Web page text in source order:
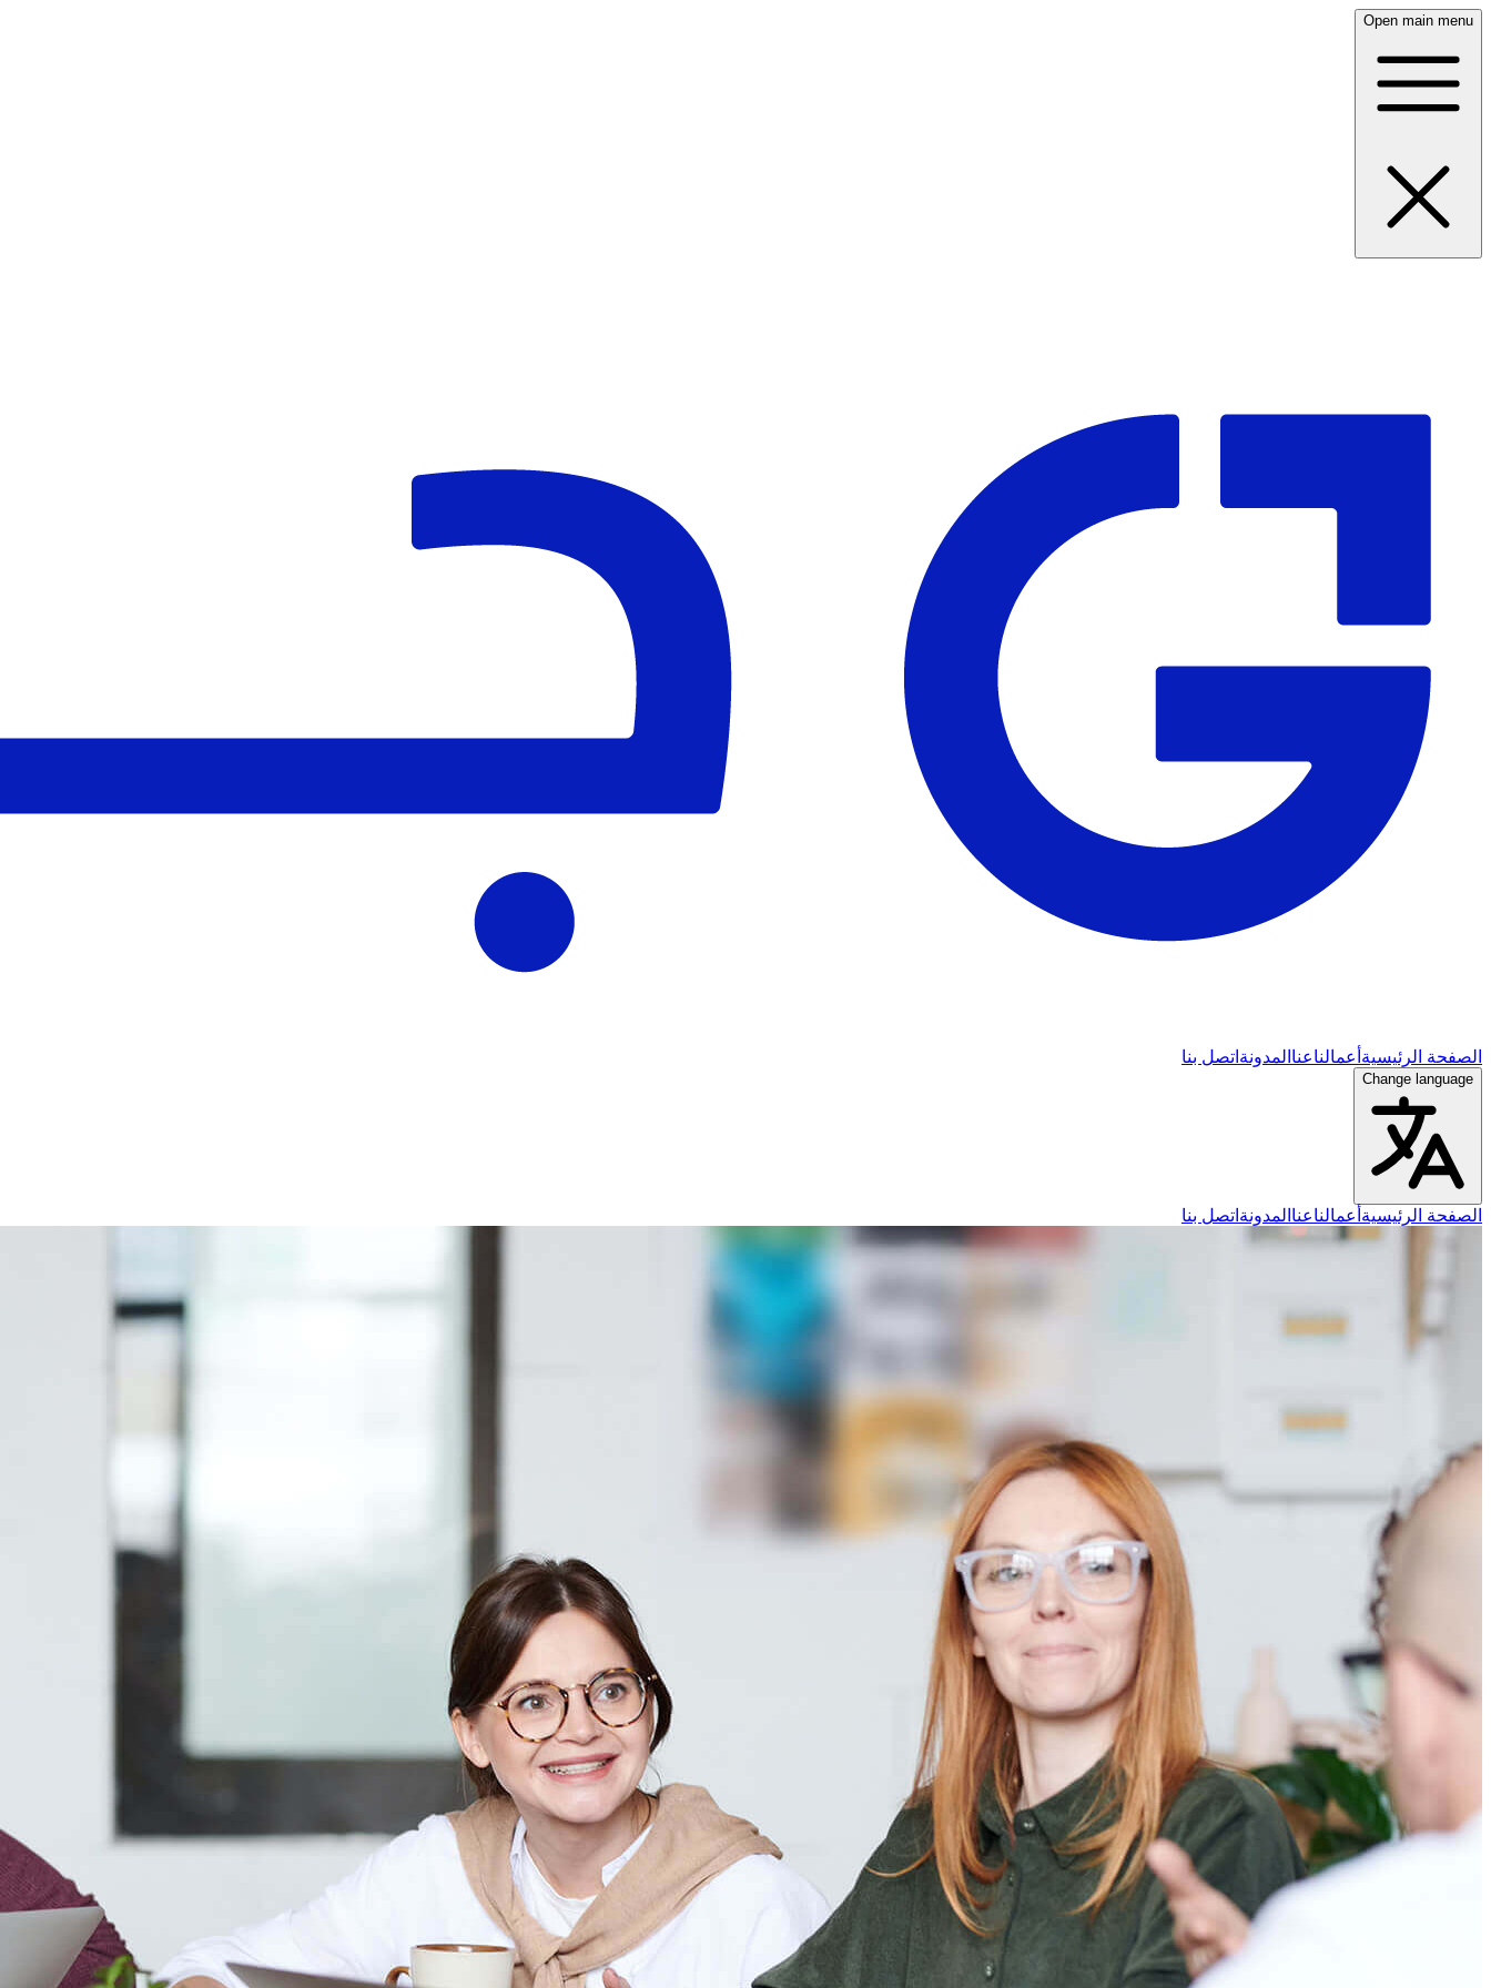
Open main menu
الصفحة الرئيسية أعمالناعنا المدونة اتصل بنا
Change language
الصفحة الرئيسية أعمالناعنا المدونة اتصل بنا